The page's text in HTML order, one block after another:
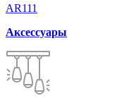
AR111
Аксессуары